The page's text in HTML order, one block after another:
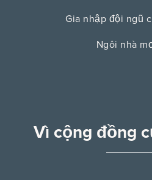
Gia nhập đội ngũ
Ngôi nhà
Vì cộng đồng